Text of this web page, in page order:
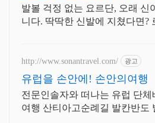
발볼 걱정 없는 요르단, 오래 신
니다. 딱딱한 신발에 지쳤다면?
http://www.sonantravel.com/ 광고
유럽을 손안에! 손안의여행
전문인솔자와 떠나는 유럽 단체
여행 산티아고순례길 발칸반도